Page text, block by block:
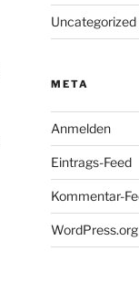
Uncategorized
META
Anmelden
Eintrags-Feed
Kommentar-
WordPress.org